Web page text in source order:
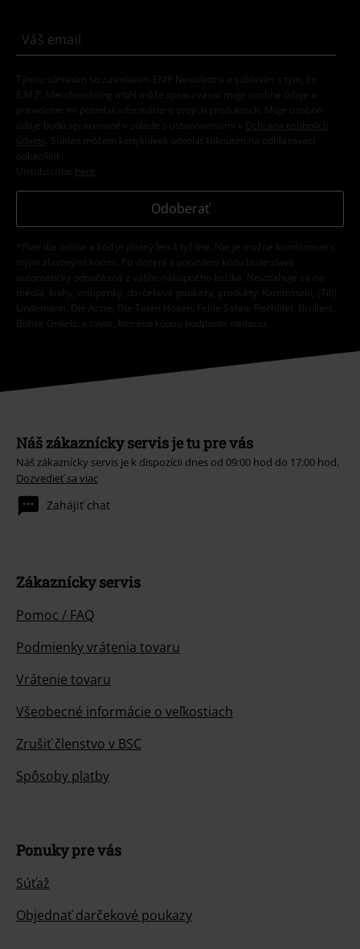
Týmto súhlasím so zasielaním EMP Newslettra a súhlasím s tým, že
E.M.P. Merchandising mbH môže spracovávať moje osobné údaje a
pravidelne mi posielať informácie o svojich produktoch. Moje osobné
údaje budú spracované v súlade s ustanoveniami v
Ochrana osobných
údajov
. Súhlas môžem kedykoľvek odvolať kliknutím na odhlasovací
odkaz/link.
Unsubscribe here
Odoberať
*Platí iba online a kód je platný len 4 týždne. Nie je možné kombinovať s
inými zľavovými kódmi. Po vložení a potvrdení kódu bude zľava
automaticky odpočítaná z vášho nákupného košíka. Nevzťahuje sa na
médiá, knihy, vstupenky, darčekové poukazy, produkty: Rammstein, (Till)
Lindemann, Die Ärzte, Die Toten Hosen, Feine Sahne Fischfilet, Broilers,
Böhse Onkelz, a tovar, ktorého kúpou podporíte nadáciu.
Náš zákaznícky servis je tu pre vás
Náš zákaznícky servis je k dispozícii dnes od 09:00 hod do 17:00 hod.
Dozvedieť sa viac
Zahájiť chat
Zákaznícky servis
Pomoc / FAQ
Podmienky vrátenia tovaru
Vrátenie tovaru
Všeobecné informácie o veľkostiach
Zrušiť členstvo v BSC
Spôsoby platby
Ponuky pre vás
Súťaž
Objednať darčekové poukazy